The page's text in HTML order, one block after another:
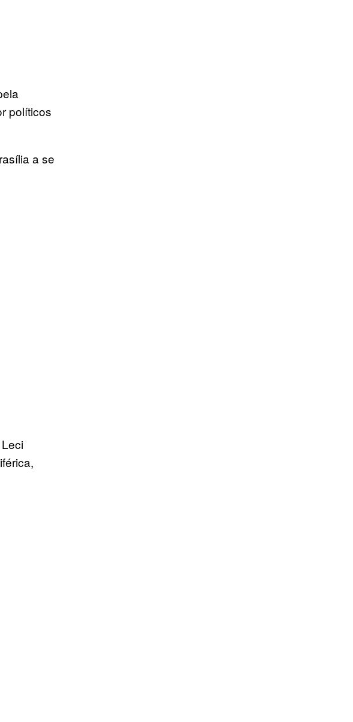
políticos
a se